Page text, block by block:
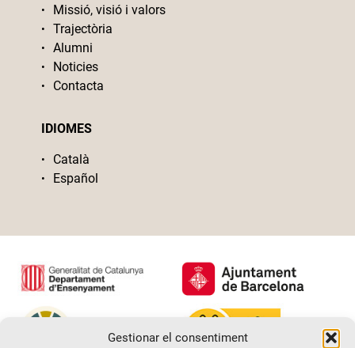
Gestionar el consentiment
Missió, visió i valors
Trajectòria
Alumni
Noticies
Contacta
IDIOMES
Català
Español